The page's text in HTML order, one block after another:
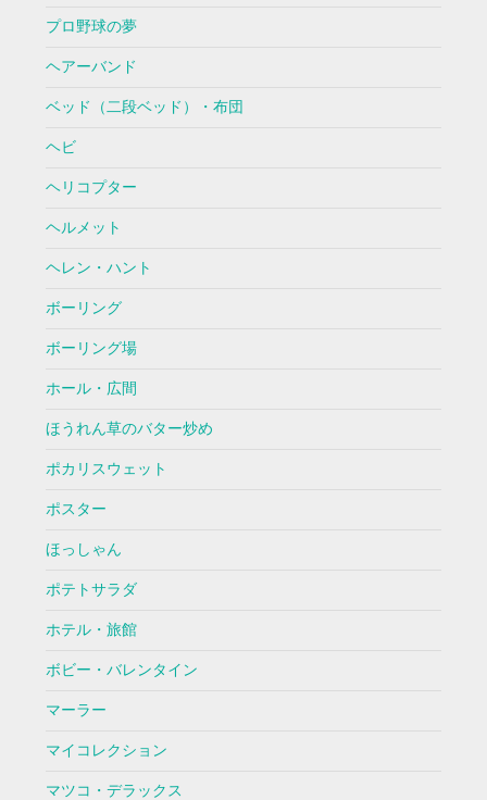
プロ野球の夢
ヘアーバンド
ベッド（二段ベッド）・布団
ヘビ
ヘリコプター
ヘルメット
ヘレン・ハント
ボーリング
ボーリング場
ホール・広間
ほうれん草のバター炒め
ポカリスウェット
ポスター
ほっしゃん
ポテトサラダ
ホテル・旅館
ボビー・バレンタイン
マーラー
マイコレクション
マツコ・デラックス